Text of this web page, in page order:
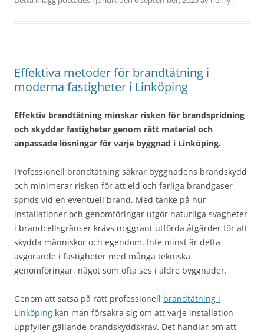
Effektiva metoder för brandtätning i
moderna fastigheter i Linköping
Effektiv brandtätning minskar risken för brandspridning
och skyddar fastigheter genom rätt material och
anpassade lösningar för varje byggnad i Linköping.
Professionell brandtätning säkrar byggnadens brandskydd
och minimerar risken för att eld och farliga brandgaser
sprids vid en eventuell brand. Med tanke på hur
installationer och genomföringar utgör naturliga svagheter
i brandcellsgränser krävs noggrant utförda åtgärder för att
skydda människor och egendom. Inte minst är detta
avgörande i fastigheter med många tekniska
genomföringar, något som ofta ses i äldre byggnader.
Genom att satsa på rätt professionell brandtätning i
Linköping kan man försäkra sig om att varje installation
uppfyller gällande brandskyddskrav. Det handlar om att